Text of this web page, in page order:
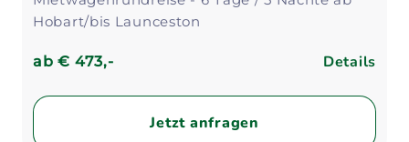
Hobart/bis Launceston
ab€ 473,- Details
Jetzt anfragen